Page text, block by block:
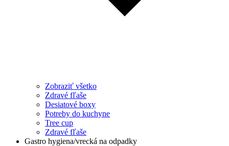
Zobraziť všetko
Zdravé fľaše
Desiatové boxy
Potreby do kuchyne
Tree cup
Zdravé fľaše
Gastro hygiena/vrecká na odpadky